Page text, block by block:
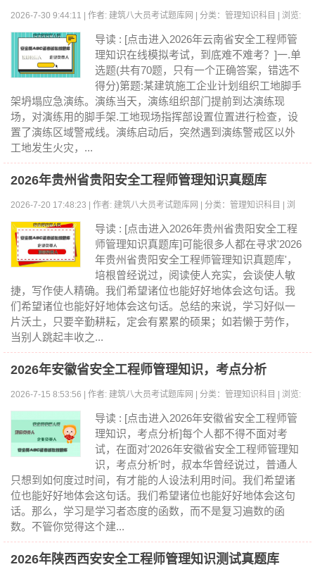
2026-7-30 9:44:11 | 作者: 建筑八大员考试题库网 | 分类：管理知识科目 | 浏览:
导读 : [点击进入2026年云南省安全工程师管
理知识在线模拟考试，到底难不难考？]一.单
选题(共有70题，只有一个正确答案，错选不
得分)第题:某建筑施工企业计划组织工地脚手
架坍塌应急演练。演练当天，演练组织部门提前到达演练现
场，对演练用的脚手架.工地现场指挥部设置位置进行检查，设
置了演练区域警戒线。演练启动后，突然遇到演练警戒区以外
工地发生火灾，...
2026年贵州省贵阳安全工程师管理知识真题库
2026-7-20 17:48:23 | 作者: 建筑八大员考试题库网 | 分类：管理知识科目 | 浏
览:0
导读 : [点击进入2026年贵州省贵阳安全工程
师管理知识真题库]可能很多人都在寻求'2026
年贵州省贵阳安全工程师管理知识真题库'，
培根曾经说过，阅读使人充实，会谈使人敏
捷，写作使人精确。我们希望诸位也能好好地体会这句话。我
们希望诸位也能好好地体会这句话。总结的来说，学习好似一
片沃土，只要辛勤耕耘，定会有累累的硕果；如若懒于劳作，
当别人跳起丰收之...
2026年安徽省安全工程师管理知识，考点分析
2026-7-15 8:53:56 | 作者: 建筑八大员考试题库网 | 分类：管理知识科目 | 浏览:
导读 : [点击进入2026年安徽省安全工程师管
理知识，考点分析]每个人都不得不面对考
试，在面对'2026年安徽省安全工程师管理知
识，考点分析'时，叔本华曾经说过，普通人
只想到如何度过时间，有才能的人设法利用时间。我们希望诸
位也能好好地体会这句话。我们希望诸位也能好好地体会这句
话。那么，学习是学习者态度的函数，而不是复习遍数的函
数。不管你觉得这个建...
2026年陕西西安安全工程师管理知识测试真题库